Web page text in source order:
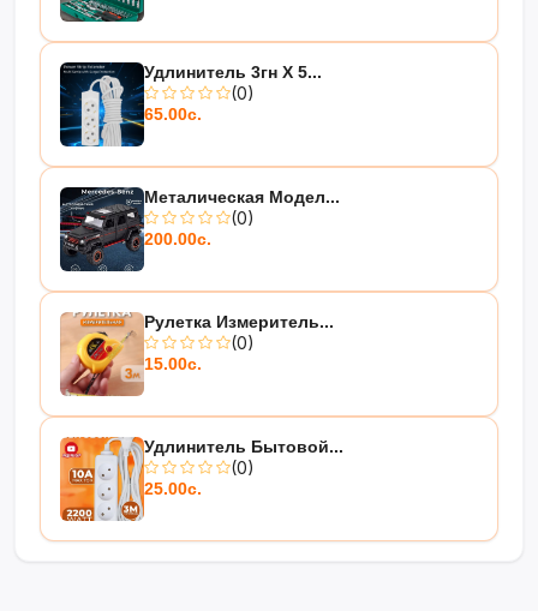
Удлинитель 3гн Х 5...
(0)
65.00с.
Металическая Модел...
(0)
200.00с.
Рулетка Измеритель...
(0)
15.00с.
Удлинитель Бытовой...
(0)
25.00с.